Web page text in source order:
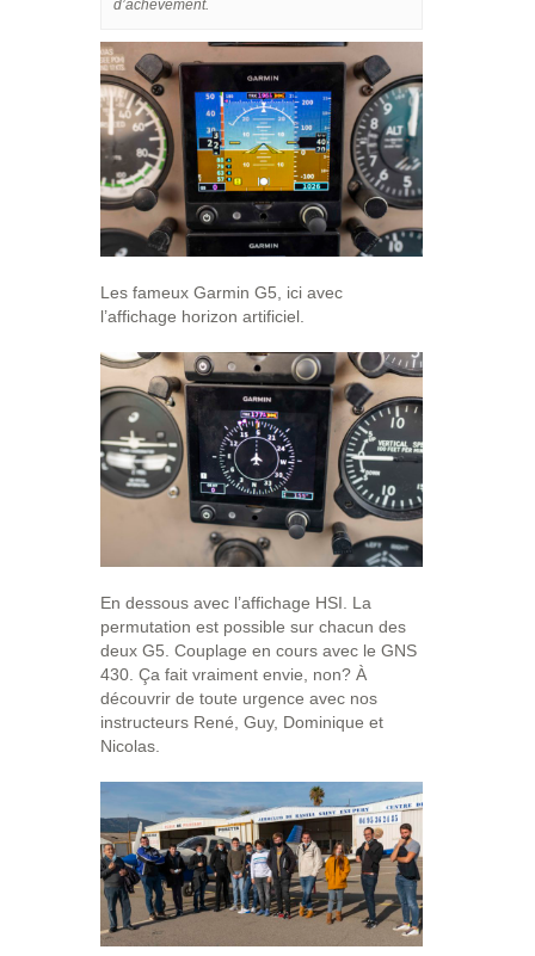
d’achèvement.
Les fameux Garmin G5, ici avec
l’affichage horizon artificiel.
En dessous avec l’affichage HSI. La
permutation est possible sur chacun des
deux G5. Couplage en cours avec le GNS
430. Ça fait vraiment envie, non? À
découvrir de toute urgence avec nos
instructeurs René, Guy, Dominique et
Nicolas.